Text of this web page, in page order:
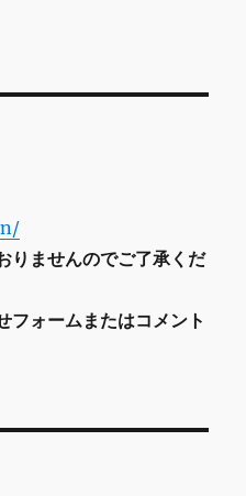
りませんのでご了承くだ
フォームまたはコメント